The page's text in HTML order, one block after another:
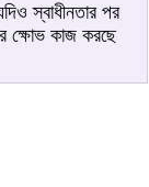
স্বাধীনতার পর
ক্ষোভ কাজ করছে